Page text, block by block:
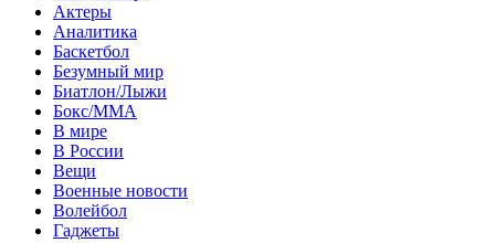
Актеры
Аналитика
Баскетбол
Безумный мир
Биатлон/Лыжи
Бокс/MMA
В мире
В России
Вещи
Военные новости
Волейбол
Гаджеты